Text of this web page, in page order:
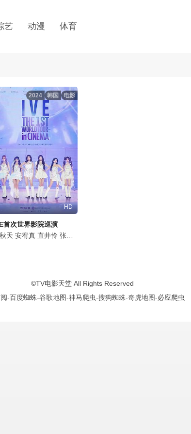
艺 动漫 体育
Bottle 杨娜莱 金秋天 晋龙辰
洙 金汎 孙武铉 蔡秀彬
电影
韩国
2024
HD
首次世界影院巡演
天 安宥真 直井怜 张员瑛
©TV电影天堂 All Rights Reserved
-百度蜘蛛-谷歌地图-神马爬虫-搜狗蜘蛛-奇虎地图-必应爬虫